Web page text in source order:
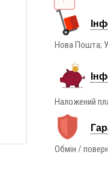
Нова Пошта;
Наложений
Обмін /